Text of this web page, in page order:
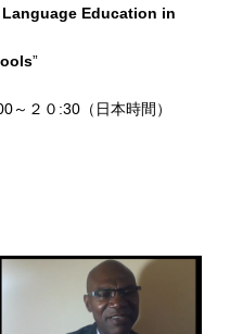
Education in
”
～２０:30（日本時間）